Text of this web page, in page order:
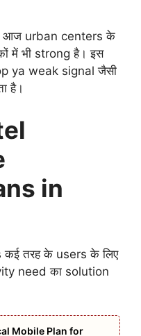
आज urban centers के
में भी strong है। इस
ya weak signal जैसी
है।
in
तरह के users के लिए
need का solution
Mobile Plan for